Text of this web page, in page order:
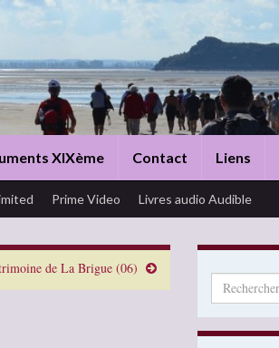
XIXème Contact Liens
Prime Video Livres audio Audible
de La Brigue (06)
Search for: